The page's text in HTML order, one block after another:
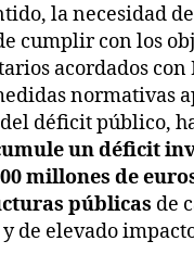
la necesidad
cumplir con los
acordados con
normativas
déficit público,
un déficit
millones de
públicas de
de elevado